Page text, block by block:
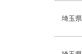
埼玉県